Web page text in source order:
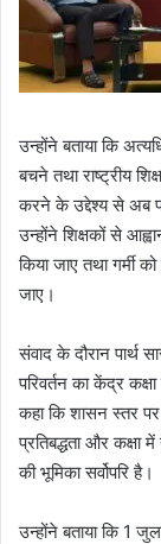
उन्होंने बताया कि
बचने तथा राष्ट्रीय
करने के उद्देश्य से अब
उन्होंने शिक्षकों से
किया जाए तथा गर्मी
जाए।
संवाद के दौरान पार्थ
परिवर्तन का केंद्र
कहा कि शासन स्तर
प्रतिबद्धता और कक्षा
की भूमिका सर्वोपरि है।
उन्होंने बताया कि 1